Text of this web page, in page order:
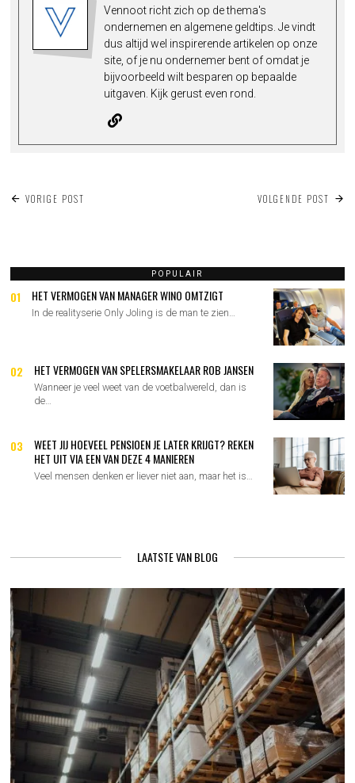
Vennoot richt zich op de thema's
ondernemen en algemene geldtips. Je vindt
dus altijd wel inspirerende artikelen op onze
site, of je nu ondernemer bent of omdat je
bijvoorbeeld wilt besparen op bepaalde
uitgaven. Kijk gerust even rond.
BERICHT
VORIGE POST VOLGENDE POST
POPULAIR
01 HET VERMOGEN VAN MANAGER WINO OMTZIGT
In de realityserie Only Joling is de man te zien…
02 HET VERMOGEN VAN SPELERSMAKELAAR ROB JANSEN
Wanneer je veel weet van de voetbalwereld, dan is
de…
03
WEET JIJ HOEVEEL PENSIOEN JE LATER KRIJGT? REKEN
HET UIT VIA EEN VAN DEZE 4 MANIEREN
Veel mensen denken er liever niet aan, maar het is…
LAATSTE VAN BLOG